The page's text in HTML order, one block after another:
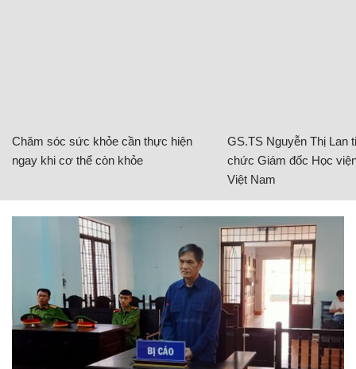
Chăm sóc sức khỏe cần thực hiện
ngay khi cơ thể còn khỏe
GS.TS Nguyễn Thị Lan
chức Giám đốc Học
Việt Nam